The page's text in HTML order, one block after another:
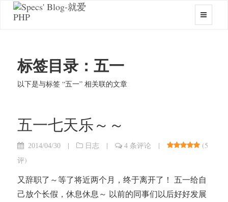
标签目录：五一
以下是与标签 “五一” 相关联的文章
五一七天乐～～
2014/04/30 | 日志 | 4 条评论 | (5
评)
又辞职了～等了将近两个月，终于离开了！ 五一给自
己放个长假，休息休息～ 以前的同事们以后好好发展